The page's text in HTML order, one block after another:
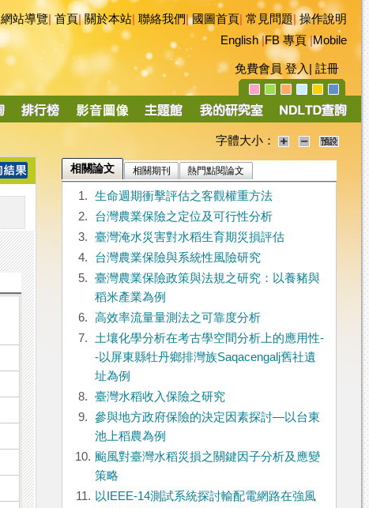
網站導覽|首頁|關於本站 聯絡我們|國圖首頁 常見問題|操作說明
English|FB 專頁|Mobile
免費會員 登入 註冊
字體大小：
相關論文 相關期刊 熱門點閱論文
1.
生命週期衝擊評估之客觀權重方法
2.
台灣農業保險之定位及可行性分析
3.
臺灣淹水災害對水稻生育期災損評估
4.
台灣農業保險與系統性風險研究
5.
臺灣農業保險政策與法規之研究：以養豬與
稻米產業為例
6.
高效率流量量測法之可靠度分析
7.
土壤化學分析在考古學空間分析上的應用性-
-以屏東縣牡丹鄉排灣族Saqacengalj舊社遺
址為例
8.
臺灣水稻收入保險之研究
9.
參與地方政府保險的決定因素探討—以台東
池上稻農為例
10. 颱風對臺灣水稻災損之關鍵因子分析及應變
策略
11. 以IEEE-14測試系統探討輸配電網路在強風